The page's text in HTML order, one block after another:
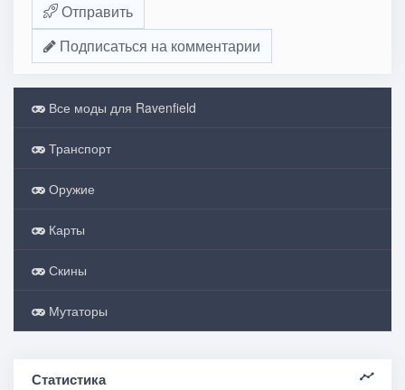
Отправить
Подписаться на комментарии
Все моды для Ravenfield
Транспорт
Оружие
Карты
Скины
Мутаторы
Статистика